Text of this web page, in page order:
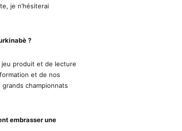
je n’hésiterai
?
produit et de lecture
et de nos
championnats
embrasser une